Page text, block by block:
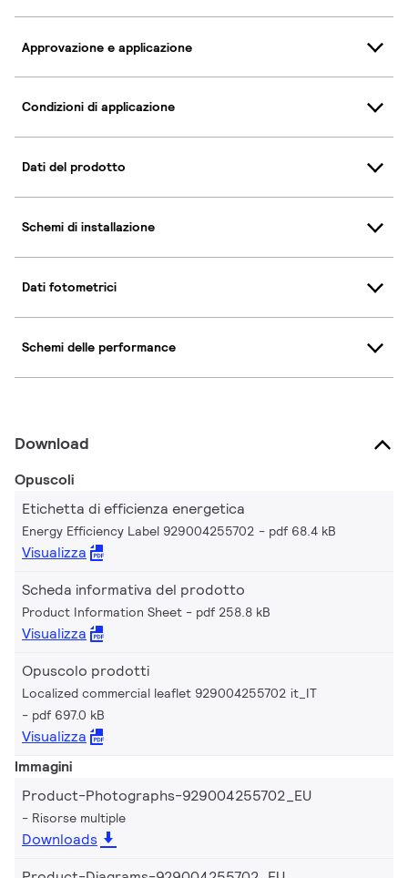
Approvazione e applicazione
Condizioni di applicazione
Dati del prodotto
Schemi di installazione
Dati fotometrici
Schemi delle performance
Download
Opuscoli
Etichetta di efficienza energetica
Energy Efficiency Label 929004255702 pdf 68.4 kB
Visualizza
Scheda informativa del prodotto
Product Information Sheet pdf 258.8 kB
Visualizza
Opuscolo prodotti
Localized commercial leaflet 929004255702 it_IT
pdf 697.0 kB
Visualizza
Immagini
Product-Photographs-929004255702_EU
Risorse multiple
Downloads